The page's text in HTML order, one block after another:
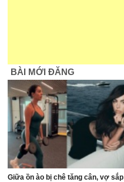
BÀI MỚI ĐĂNG
Giữa ồn ào bị chê tăng cân, vợ sắp